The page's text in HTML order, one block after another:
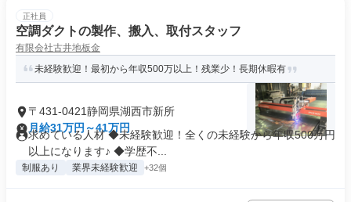
正社員
空調ダクトの製作、搬入、取付スタッフ
有限会社古井地板金
未経験歓迎！最初から年収500万以上！残業少！長期休暇有
〒431-0421静岡県湖西市新所
月給31万円～41万円
求めている人材 ◆未経験歓迎！全くの未経験から年収500万円
以上になります♪ ◆学歴不...
制服あり 業界未経験歓迎 +32個